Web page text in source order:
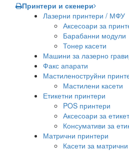
Принтери и скенери
Лазерни принтери / МФУ
Аксесоари за
Барабанни модули
Тонер касети
Машини за лазерно
Факс апарати
Мастиленоструйни
Мастилени касети
Етикетни принтери
POS принтери
Аксесоари за
Консумативи за
Матрични принтери
Касети за